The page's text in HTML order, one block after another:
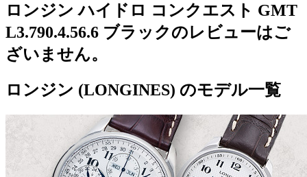
ロンジン ハイドロ コンクエスト GMT
L3.790.4.56.6 ブラックのレビューはご
ざいません。
ロンジン (LONGINES) のモデル一覧